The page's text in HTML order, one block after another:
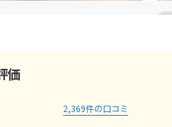
価
2,369件の口コミ